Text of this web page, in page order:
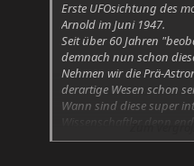
Erste UFOsichtung des
Arnold im Juni 1947.
Seit über 60 Jahren
demnach nun schon
Nehmen wir die Prä-
derartige Wesen schon
Wann sind diese super
Wissenschaftler denn
Langzeitstudie?